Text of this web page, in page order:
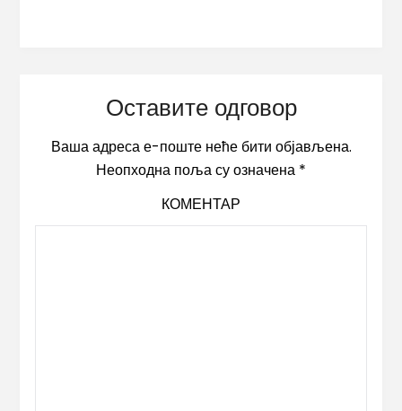
Оставите одговор
Ваша адреса е-поште неће бити објављена.
Неопходна поља су означена *
КОМЕНТАР